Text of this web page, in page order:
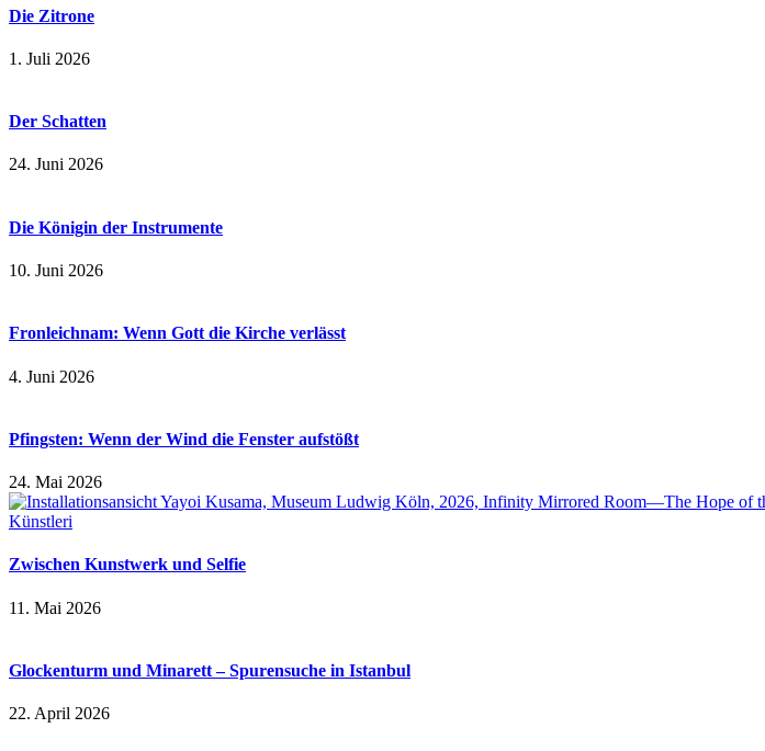
Die Zitrone
1. Juli 2026
Der Schatten
24. Juni 2026
Die Königin der Instrumente
10. Juni 2026
Fronleichnam: Wenn Gott die Kirche verlässt
4. Juni 2026
Pfingsten: Wenn der Wind die Fenster aufstößt
24. Mai 2026
Zwischen Kunstwerk und Selfie
11. Mai 2026
Glockenturm und Minarett – Spurensuche in Istanbul
22. April 2026